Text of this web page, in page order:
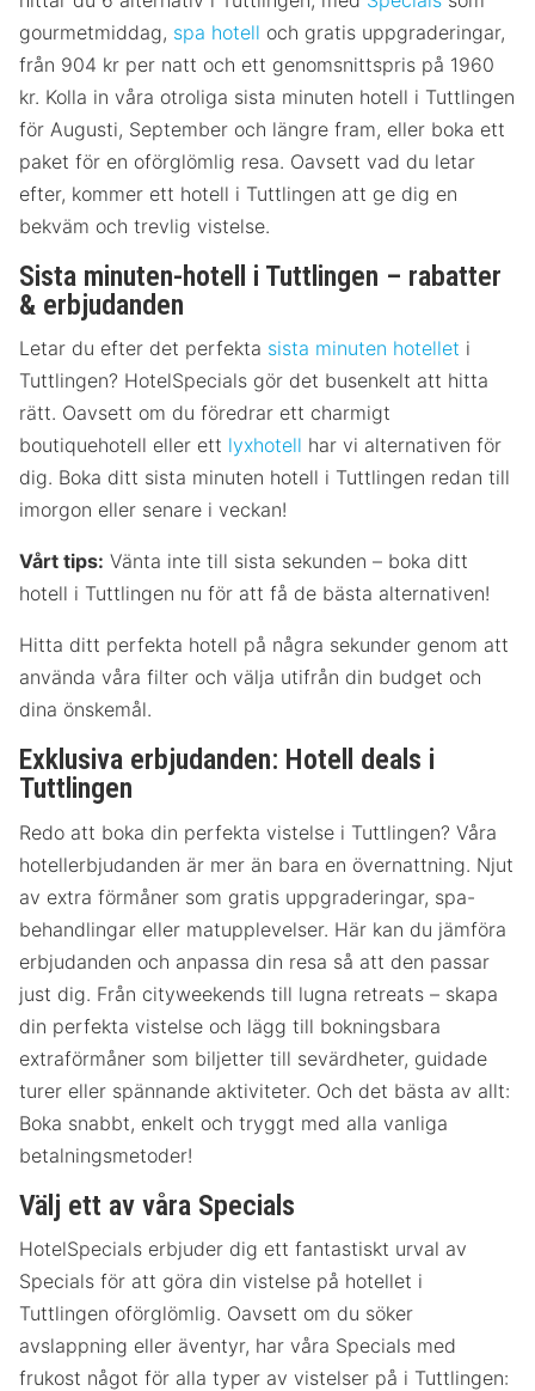
gourmetmiddag, spa hotell och gratis uppgraderingar,
från 904 kr per natt och ett genomsnittspris på 1960
kr. Kolla in våra otroliga sista minuten hotell i Tuttlingen
för Augusti, September och längre fram, eller boka ett
paket för en oförglömlig resa. Oavsett vad du letar
efter, kommer ett hotell i Tuttlingen att ge dig en
bekväm och trevlig vistelse.
Sista minuten-hotell i Tuttlingen – rabatter
& erbjudanden
Letar du efter det perfekta sista minuten hotellet i
Tuttlingen? HotelSpecials gör det busenkelt att hitta
rätt. Oavsett om du föredrar ett charmigt
boutiquehotell eller ett lyxhotell har vi alternativen för
dig. Boka ditt sista minuten hotell i Tuttlingen redan till
imorgon eller senare i veckan!
Vårt tips: Vänta inte till sista sekunden – boka ditt
hotell i Tuttlingen nu för att få de bästa alternativen!
Hitta ditt perfekta hotell på några sekunder genom att
använda våra filter och välja utifrån din budget och
dina önskemål.
Exklusiva erbjudanden: Hotell deals i
Tuttlingen
Redo att boka din perfekta vistelse i Tuttlingen? Våra
hotellerbjudanden är mer än bara en övernattning. Njut
av extra förmåner som gratis uppgraderingar, spa-
behandlingar eller matupplevelser. Här kan du jämföra
erbjudanden och anpassa din resa så att den passar
just dig. Från cityweekends till lugna retreats – skapa
din perfekta vistelse och lägg till bokningsbara
extraförmåner som biljetter till sevärdheter, guidade
turer eller spännande aktiviteter. Och det bästa av allt:
Boka snabbt, enkelt och tryggt med alla vanliga
betalningsmetoder!
Välj ett av våra Specials
HotelSpecials erbjuder dig ett fantastiskt urval av
Specials för att göra din vistelse på hotellet i
Tuttlingen oförglömlig. Oavsett om du söker
avslappning eller äventyr, har våra Specials med
frukost något för alla typer av vistelser på i Tuttlingen: